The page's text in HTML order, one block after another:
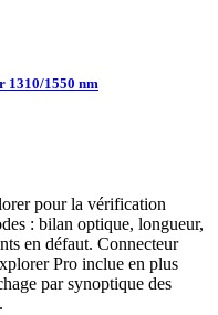
1310/1550 nm
pour la vérification
: bilan optique, longueur,
en défaut. Connecteur
Pro inclue en plus
par synoptique des